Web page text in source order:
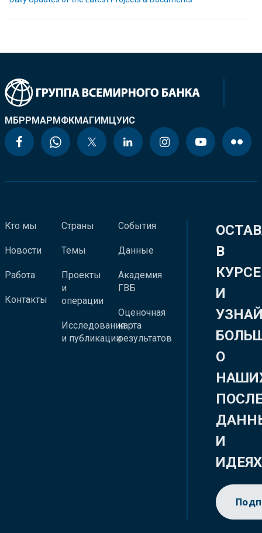
МБРРМАРМФКМАГИМЦУИС
Кто мы
Новости
Работа
Контакты
Страны
Темы
Проекты
и
операции
Исследования
и публикации
События
Данные
Академия
ГВБ
Оценочная
карта
результатов
В
КУРСЕ
И
О
И
ИДЕЯХ